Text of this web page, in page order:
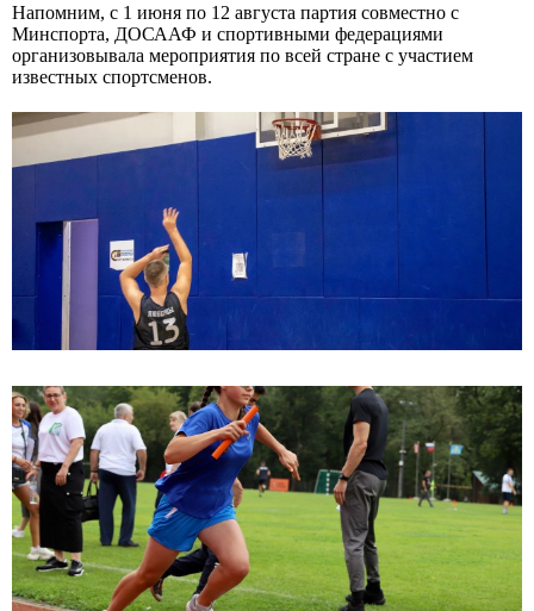
Напомним, с 1 июня по 12 августа партия совместно с
Минспорта, ДОСААФ и спортивными федерациями
организовывала мероприятия по всей стране с участием
известных спортсменов.